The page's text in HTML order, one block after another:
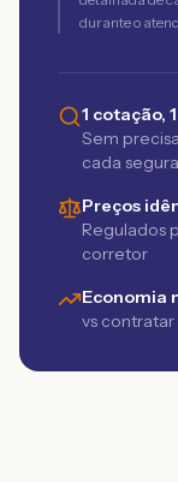
durante o
1 cotação,
Sem
cada
Preços
Regulados
corretor
Economia
vs